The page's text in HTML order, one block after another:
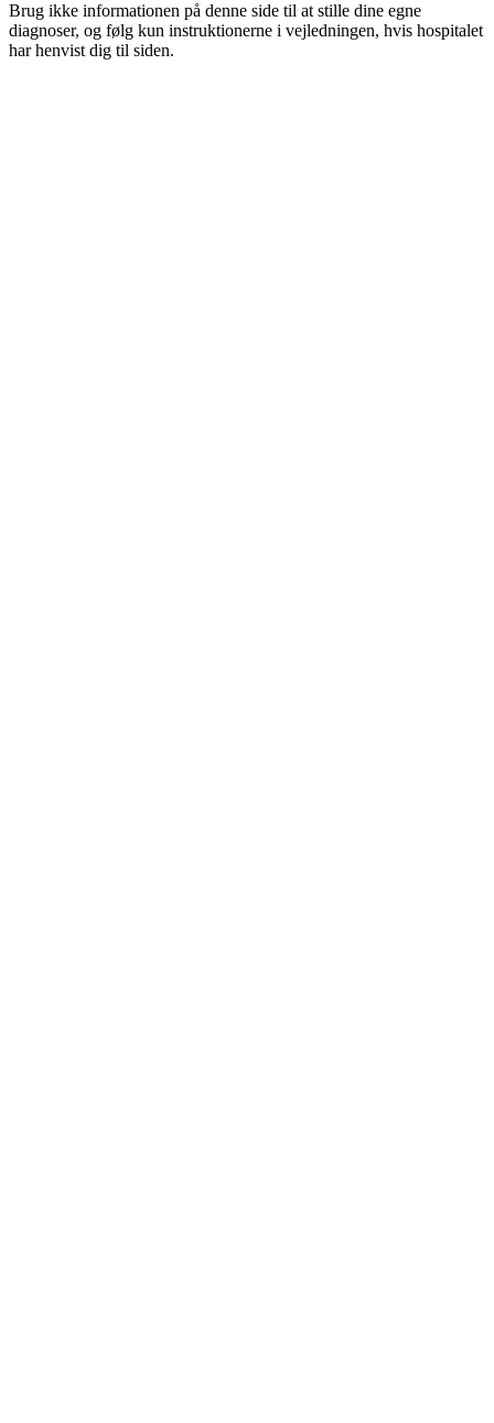
Brug ikke informationen på denne side til at stille dine egne
diagnoser, og følg kun instruktionerne i vejledningen, hvis hospitalet
har henvist dig til siden.